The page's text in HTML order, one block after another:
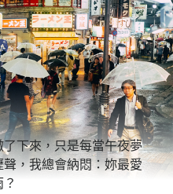
來，只是每當午夜夢
，我總會納悶：妳最愛